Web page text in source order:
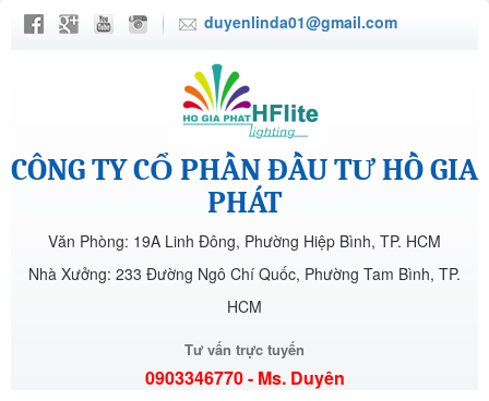
duyenlinda01@gmail.com
CÔNG TY CỔ PHẦN ĐẦU TƯ HỒ GIA
PHÁT
Văn Phòng: 19A Linh Đông, Phường Hiệp Bình, TP. HCM
Nhà Xưởng: 233 Đường Ngô Chí Quốc, Phường Tam Bình, TP.
HCM
Tư vấn trực tuyến
0903346770 - Ms. Duyên